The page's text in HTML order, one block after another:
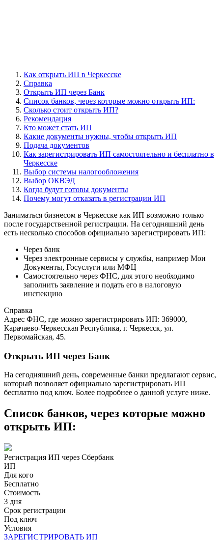
Как открыть ИП в Черкесске
Справка
Открыть ИП через Банк
Cписок банков, через которые можно открыть ИП:
Сколько стоит открыть ИП?
Рекомендация
Кто может стать ИП
Какие документы нужны, чтобы открыть ИП
Подача документов
Как зарегистрировать ИП самостоятельно и бесплатно в
Черкесске
Выбор системы налогообложения
Выбор ОКВЭД
Когда будут готовы документы
Почему могут отказать в регистрации ИП
Заниматься бизнесом в Черкесске как ИП возможно только
после государственной регистрации. На сегодняшний день
есть несколько способов официально зарегистрировать ИП:
Через банк
Через электронные сервисы у службы, например Мои
Документы, Госуслуги или МФЦ
Самостоятельно через ФНС, для этого необходимо
заполнить заявление и подать его в налоговую
инспекцию
Справка
Адрес ФНС, где можно зарегистрировать ИП: 369000,
Карачаево-Черкесская Республика, г. Черкесск, ул.
Первомайская, 45.
Открыть ИП через Банк
На сегодняшний день, современные банки предлагают сервис,
который позволяет официально зарегистрировать ИП
бесплатно под ключ. Более подробнее о данной услуге ниже.
Cписок банков, через которые можно
открыть ИП:
Регистрация ИП через Сбербанк
ИП
Для кого
Бесплатно
Стоимость
3 дня
Срок регистрации
Под ключ
Условия
ЗАРЕГИСТРИРОВАТЬ ИП